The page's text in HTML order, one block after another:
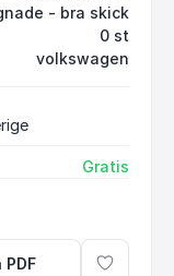
- bra skick
0 st
volkswagen
Gratis
PDF